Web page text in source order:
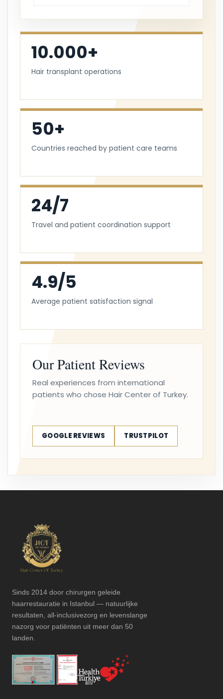
10.000+
Hair transplant operations
50+
Countries reached by patient care teams
24/7
Travel and patient coordination support
4.9/5
Average patient satisfaction signal
Our Patient Reviews
Real experiences from international
patients who chose Hair Center of Turkey.
GOOGLE REVIEWS TRUSTPILOT
Sinds 2014 door chirurgen geleide
haarrestauratie in Istanbul — natuurlijke
resultaten, all-inclusivezorg en levenslange
nazorg voor patiënten uit meer dan 50
landen.